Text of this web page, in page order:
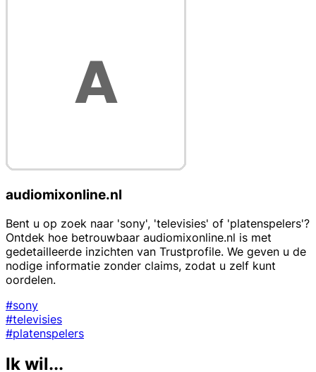
audiomixonline.nl
Bent u op zoek naar 'sony', 'televisies' of 'platenspelers'?
Ontdek hoe betrouwbaar audiomixonline.nl is met
gedetailleerde inzichten van Trustprofile. We geven u de
nodige informatie zonder claims, zodat u zelf kunt
oordelen.
#sony
#televisies
#platenspelers
Ik wil...